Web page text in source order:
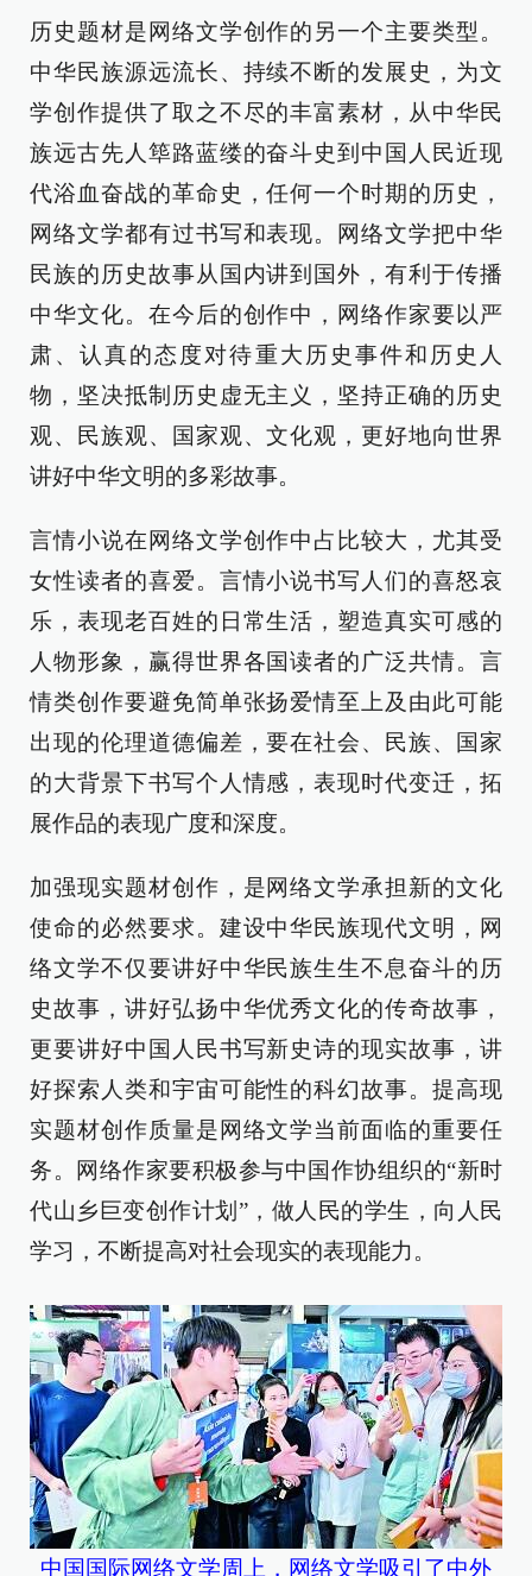
历史题材是网络文学创作的另一个主要类型。
中华民族源远流长、持续不断的发展史，为文
学创作提供了取之不尽的丰富素材，从中华民
族远古先人筚路蓝缕的奋斗史到中国人民近现
代浴血奋战的革命史，任何一个时期的历史，
网络文学都有过书写和表现。网络文学把中华
民族的历史故事从国内讲到国外，有利于传播
中华文化。在今后的创作中，网络作家要以严
肃、认真的态度对待重大历史事件和历史人
物，坚决抵制历史虚无主义，坚持正确的历史
观、民族观、国家观、文化观，更好地向世界
讲好中华文明的多彩故事。
言情小说在网络文学创作中占比较大，尤其受
女性读者的喜爱。言情小说书写人们的喜怒哀
乐，表现老百姓的日常生活，塑造真实可感的
人物形象，赢得世界各国读者的广泛共情。言
情类创作要避免简单张扬爱情至上及由此可能
出现的伦理道德偏差，要在社会、民族、国家
的大背景下书写个人情感，表现时代变迁，拓
展作品的表现广度和深度。
加强现实题材创作，是网络文学承担新的文化
使命的必然要求。建设中华民族现代文明，网
络文学不仅要讲好中华民族生生不息奋斗的历
史故事，讲好弘扬中华优秀文化的传奇故事，
更要讲好中国人民书写新史诗的现实故事，讲
好探索人类和宇宙可能性的科幻故事。提高现
实题材创作质量是网络文学当前面临的重要任
务。网络作家要积极参与中国作协组织的“新时
代山乡巨变创作计划”，做人民的学生，向人民
学习，不断提高对社会现实的表现能力。
中国国际网络文学周上，网络文学吸引了中外